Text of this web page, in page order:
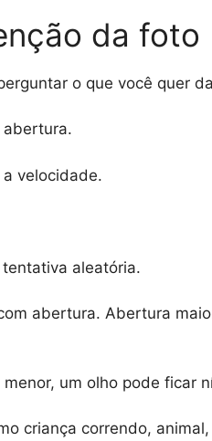
da foto
o que você quer
abertura.
a velocidade.
aleatória.
abertura. Abertura
um olho pode ficar
criança correndo,